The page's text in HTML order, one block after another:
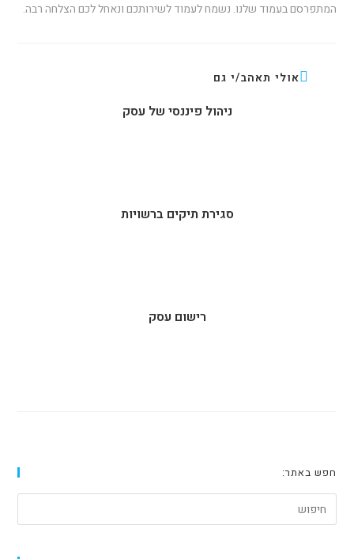
המתפרסם בעמוד שלנו. נשמח לעמוד לשירותכם ונאחל לכם הצלחה רבה.
אולי תאהב/י גם
ניהול פיננסי של עסק
סגירת תיקים ברשויות
רישום עסק
חפש באתר: